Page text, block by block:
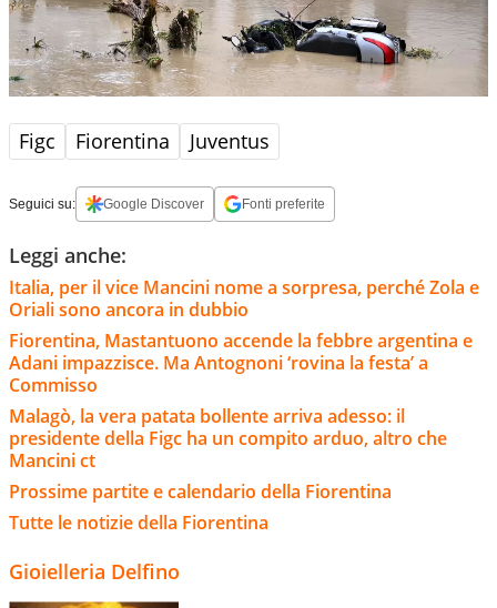
Figc Fiorentina Juventus
Seguici su: Google Discover Fonti preferite
Leggi anche:
Italia, per il vice Mancini nome a sorpresa, perché Zola e
Oriali sono ancora in dubbio
Fiorentina, Mastantuono accende la febbre argentina e
Adani impazzisce. Ma Antognoni ‘rovina la festa’ a
Commisso
Malagò, la vera patata bollente arriva adesso: il
presidente della Figc ha un compito arduo, altro che
Mancini ct
Prossime partite e calendario della Fiorentina
Tutte le notizie della Fiorentina
Gioielleria Delfino